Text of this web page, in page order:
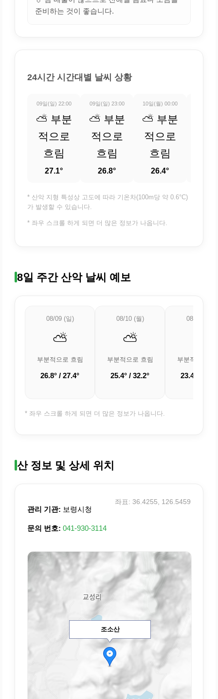
준비하는 것이 좋습니다.
24시간 시간대별 날씨 상황
09일(일) 22:00
⛅ 부분
적으로
흐림
27.1°
09일(일) 23:00
⛅ 부분
적으로
흐림
26.8°
10일(월) 00:00
⛅ 부분
적으로
흐림
26.4°
* 산악 지형 특성상 고도에 따라 기온차(100m당 약 0.6°C)
가 발생할 수 있습니다.
* 좌우 스크롤 하게 되면 더 많은 정보가 나옵니다.
8일 주간 산악 날씨 예보
08/09 (일)
⛅
부분적으로 흐림
26.8° / 27.4°
08/10 (월)
⛅
부분적으로 흐림
25.4° / 32.2°
08/11 (화)
부분적으로 흐
23.4° /
* 좌우 스크롤 하게 되면 더 많은 정보가 나옵니다.
산 정보 및 상세 위치
관리 기관: 보령시청
문의 번호: 041-930-3114
좌표: 36.4255, 126.5459
조소산